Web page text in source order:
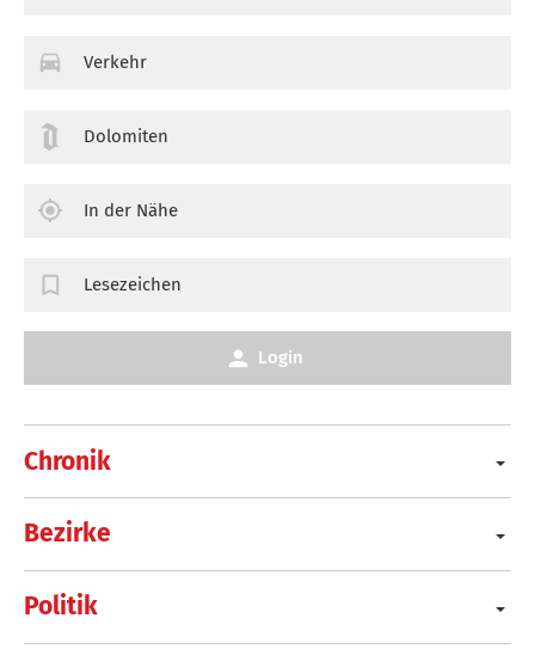
Chronik
Bezirke
Politik
Verkehr
Dolomiten
In der Nähe
Lesezeichen
Login